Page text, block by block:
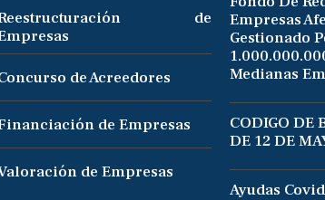
de
de Acreedores
de Empresas
de Empresas
Empresas
Gestionado
Medianas
CODIGO DE
DE 12 DE
Ayudas